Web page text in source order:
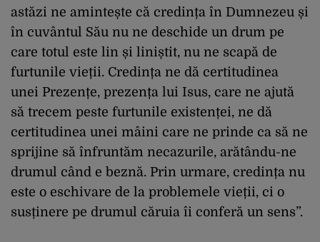
astăzi ne amintește că credința în Dumnezeu și
în cuvântul Său nu ne deschide un drum pe
care totul este lin și liniștit, nu ne scapă de
furtunile vieții. Credința ne dă certitudinea
unei Prezențe, prezența lui Isus, care ne ajută
să trecem peste furtunile existenței, ne dă
certitudinea unei mâini care ne prinde ca să ne
sprijine să înfruntăm necazurile, arătându-ne
drumul când e beznă. Prin urmare, credința nu
este o eschivare de la problemele vieții, ci o
susținere pe drumul căruia îi conferă un sens”.